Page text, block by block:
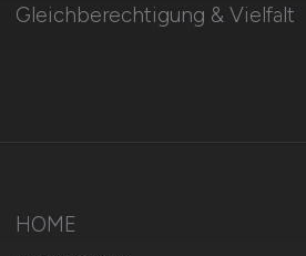
Gleichberechtigung & Vielfalt
HOME